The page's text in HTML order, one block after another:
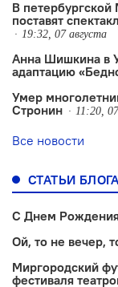
В
поставят
19:32, 07 августа
Анна Шишкина в
адаптацию
Умер
Стронин
11:20,
Все новости
СТАТЬИ БЛОГА
С Днем
Ой, то не вечер,
Миргородский
фестиваля